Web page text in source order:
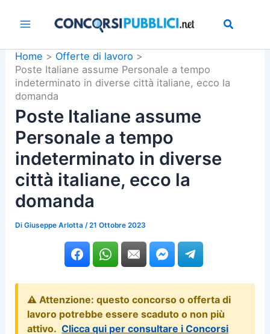
Home
Offerte di lavoro
Poste Italiane assume Personale a tempo
indeterminato in diverse città italiane, ecco la
domanda
Poste Italiane assume
Personale a tempo
indeterminato in diverse
città italiane, ecco la
domanda
DiGiuseppe Arlotta /21 Ottobre 2023
⚠️ Attenzione: questo concorso o offerta di
lavoro potrebbe essere scaduto o non più
attivo. Clicca qui per consultare i Concorsi